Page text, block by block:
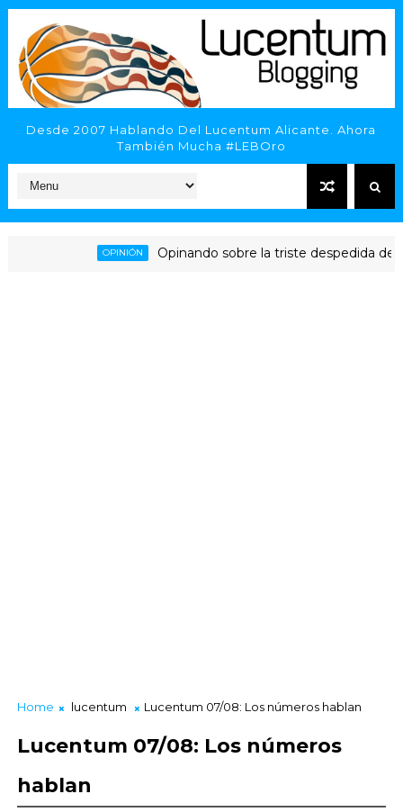
Desde 2007 Hablando Del Lucentum Alicante. Ahora
También Mucha #LEBOro
OPINIÓN Opinando sobre la triste despedida del HLA
Home lucentum Lucentum 07/08: Los números hablan
Lucentum 07/08: Los números
hablan